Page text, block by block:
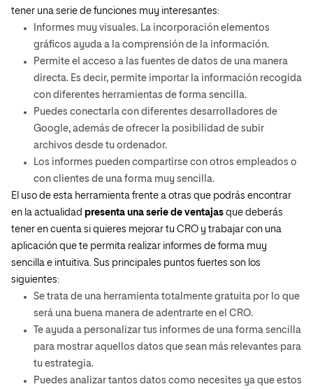
tener una serie de funciones muy interesantes:
Informes muy visuales. La incorporación elementos
gráficos ayuda a la comprensión de la información.
Permite el acceso a las fuentes de datos de una manera
directa. Es decir, permite importar la información recogida
con diferentes herramientas de forma sencilla.
Puedes conectarla con diferentes desarrolladores de
Google, además de ofrecer la posibilidad de subir
archivos desde tu ordenador.
Los informes pueden compartirse con otros empleados o
con clientes de una forma muy sencilla.
El uso de esta herramienta frente a otras que podrás encontrar
en la actualidad presenta una serie de ventajas que deberás
tener en cuenta si quieres mejorar tu CRO y trabajar con una
aplicación que te permita realizar informes de forma muy
sencilla e intuitiva. Sus principales puntos fuertes son los
siguientes:
Se trata de una herramienta totalmente gratuita por lo que
será una buena manera de adentrarte en el CRO.
Te ayuda a personalizar tus informes de una forma sencilla
para mostrar aquellos datos que sean más relevantes para
tu estrategia.
Puedes analizar tantos datos como necesites ya que estos